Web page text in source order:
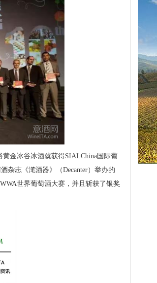
金冰谷冰酒就获得SIALChina国际葡
杂志《滗酒器》（Decanter）举办的
世界葡萄酒大赛，并且斩获了银奖